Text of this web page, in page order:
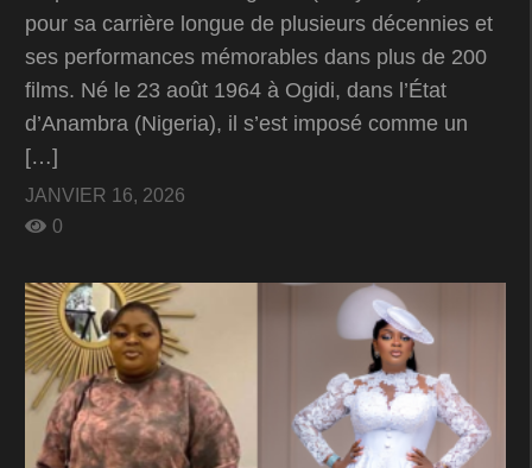
pour sa carrière longue de plusieurs décennies et
ses performances mémorables dans plus de 200
films. Né le 23 août 1964 à Ogidi, dans l’État
d’Anambra (Nigeria), il s’est imposé comme un
[…]
JANVIER 16, 2026
0